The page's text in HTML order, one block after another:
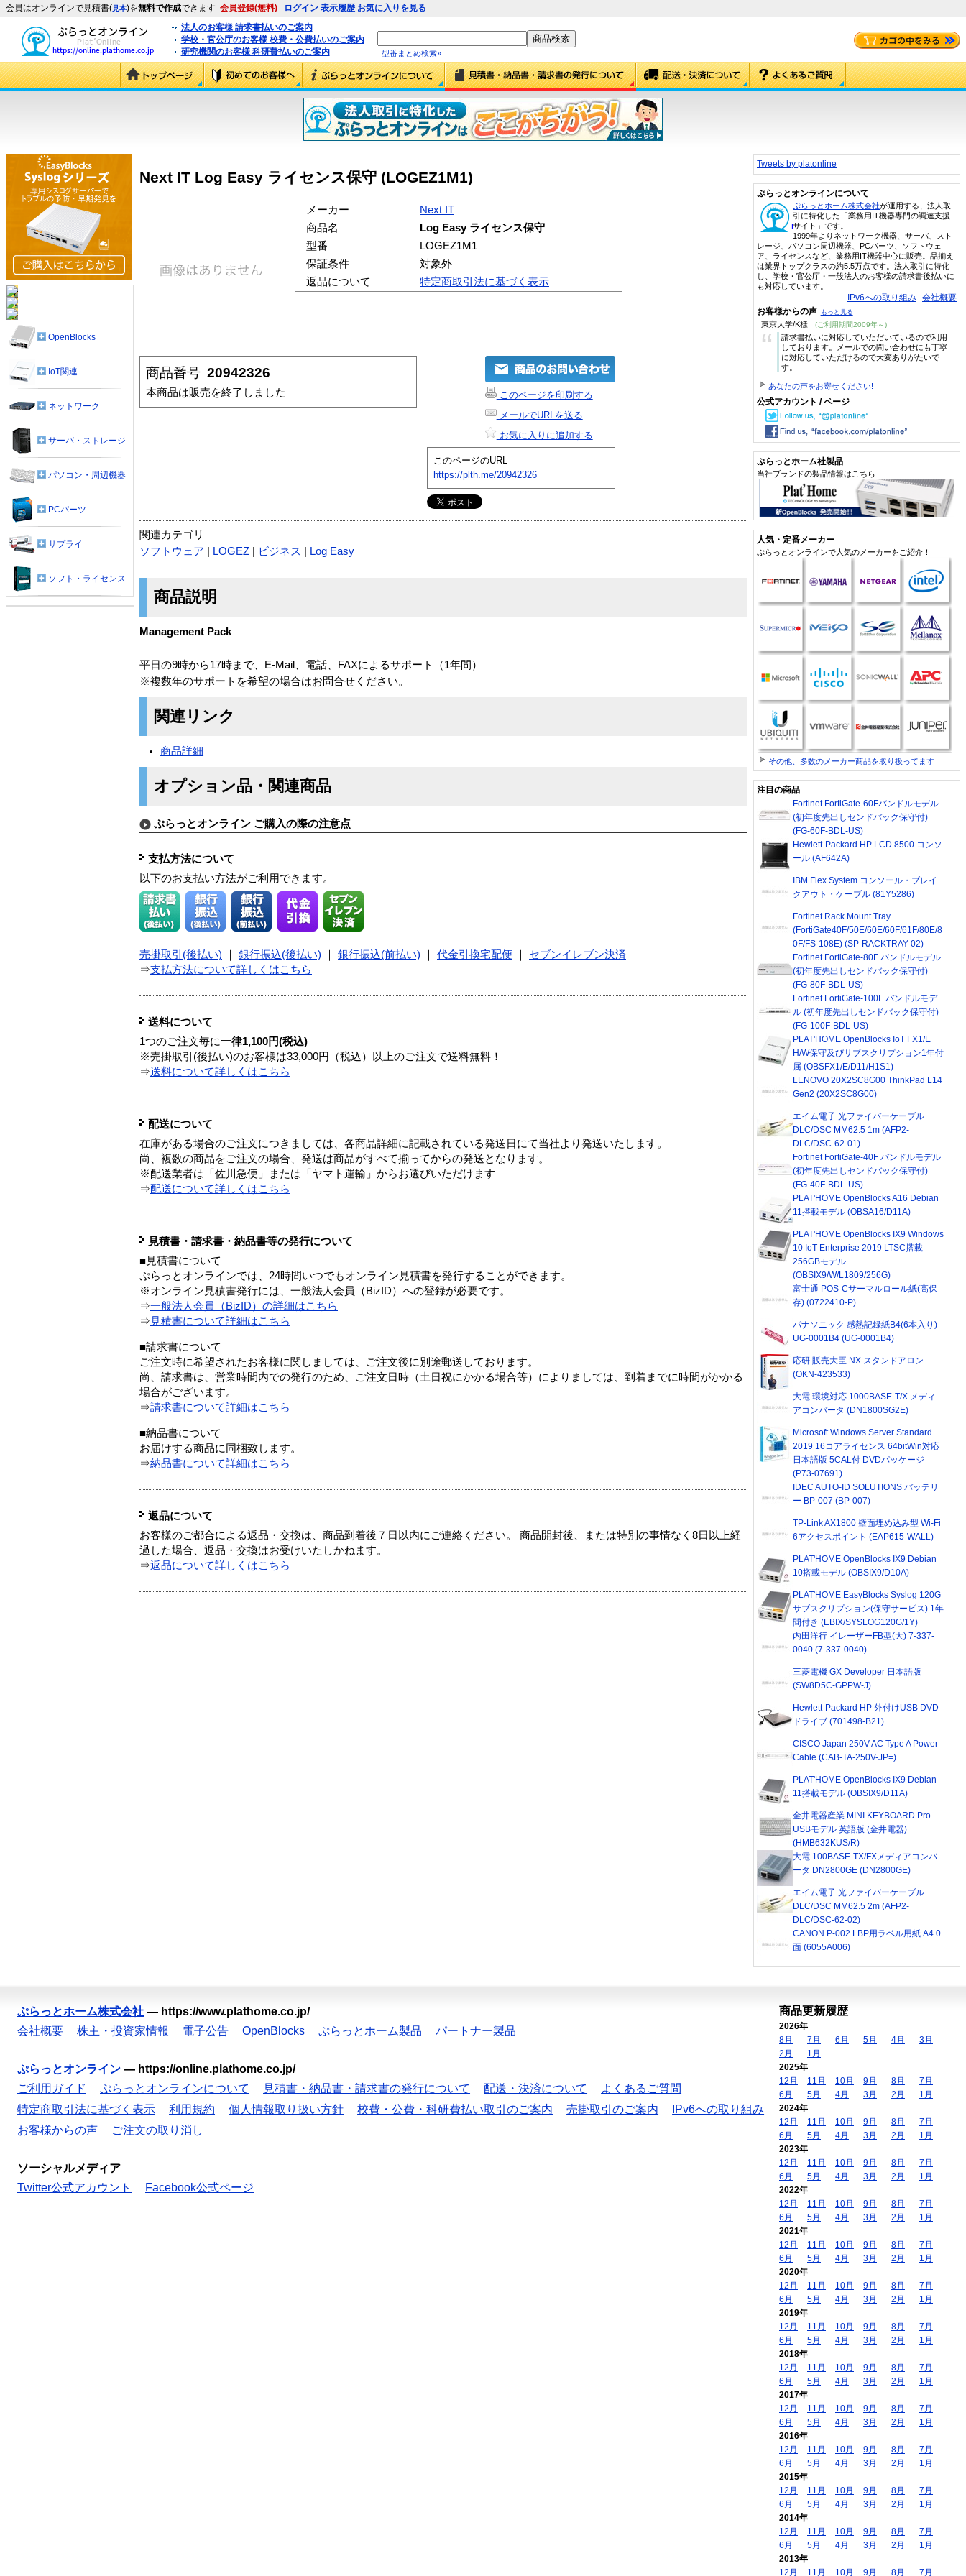
会員はオンラインで見積書(見本)を無料で作成できます 会員登録(無料) ログイン 表示履歴 お気に入りを見る
法人のお客様 請求書払いのご案内
学校・官公庁のお客様 校費・公費払いのご案内
研究機関のお客様 科研費払いのご案内
型番まとめ検索»
Next IT Log Easy ライセンス保守 (LOGEZ1M1)
メーカー
Next IT
商品名
Log Easy ライセンス保守
型番
LOGEZ1M1
保証条件
対象外
返品について
特定商取引法に基づく表示
商品番号 20942326
本商品は販売を終了しました
このページを印刷する
メールでURLを送る
お気に入りに追加する
このページのURL
https://plth.me/20942326
関連カテゴリ
ソフトウェア
LOGEZ ビジネス Log Easy
商品説明
Management Pack
平日の9時から17時まで、E-Mail、電話、FAXによるサポート（1年間）
※複数年のサポートを希望の場合はお問合せください。
関連リンク
商品詳細
オプション品・関連商品
ぷらっとオンライン ご購入の際の注意点
支払方法について
以下のお支払い方法がご利用できます。
売掛取引(後払い) 銀行振込(後払い) 銀行振込(前払い) 代金引換宅配便
セブンイレブン決済
⇒支払方法について詳しくはこちら
送料について
1つのご注文毎に一律1,100円(税込)
※売掛取引(後払い)のお客様は33,000円（税込）以上のご注文で送料無料！
⇒送料について詳しくはこちら
配送について
在庫がある場合のご注文につきましては、各商品詳細に記載されている発送日にて当社より発送いたします。
尚、複数の商品をご注文の場合、発送は商品がすべて揃ってからの発送となります。
※配送業者は「佐川急便」または「ヤマト運輸」からお選びいただけます
⇒配送について詳しくはこちら
見積書・請求書・納品書等の発行について
■見積書について
ぷらっとオンラインでは、24時間いつでもオンライン見積書を発行することができます。
※オンライン見積書発行には、一般法人会員（BizID）への登録が必要です。
⇒一般法人会員（BizID）の詳細はこちら
⇒ 見積書について詳細はこちら
■請求書について
ご注文時に希望されたお客様に関しましては、ご注文後に別途郵送しております。
尚、請求書は、営業時間内での発行のため、ご注文日時（土日祝にかかる場合等）によりましては、到着までに時間がかかる
場合がございます。
⇒請求書について詳細はこちら
■納品書について
お届けする商品に同梱致します。
⇒納品書について詳細はこちら
返品について
お客様のご都合による返品・交換は、商品到着後７日以内にご連絡ください。 商品開封後、または特別の事情なく8日以上経
過した場合、返品・交換はお受けいたしかねます。
⇒返品について詳しくはこちら
OpenBlocks
IoT関連
ネットワーク
サーバ・ストレージ
パソコン・周辺機器
PCパーツ
サプライ
ソフト・ライセンス
Tweets by platonline
ぷらっとオンラインについて
ぷらっとホーム株式会社が運用する、法人取
引に特化した「業務用IT機器専門の調達支援
サイト」です。
1999年よりネットワーク機器、サーバ、スト
レージ、パソコン周辺機器、PCパーツ、ソフトウェ
ア、ライセンスなど、業務用IT機器中心に販売。品揃え
は業界トップクラスの約5.5万点です。法人取引に特化
し、学校・官公庁・一般法人のお客様の請求書後払いに
も対応しています。
IPv6への取り組み 会社概要
お客様からの声 もっと見る
東京大学/K様 (ご利用期間2009年～)
“
請求書払いに対応していただいているので利用
しております。メールでの問い合わせにも丁寧
に対応していただけるので大変ありがたいで
す。
あなたの声をお寄せください!
公式アカウント / ページ
ぷらっとホーム社製品
当社ブランドの製品情報はこちら
人気・定番メーカー
ぷらっとオンラインで人気のメーカーをご紹介！
その他、多数のメーカー商品を取り扱ってます
注目の商品
Fortinet FortiGate-60Fバンドルモデル
(初年度先出しセンドバック保守付)
(FG-60F-BDL-US)
Hewlett-Packard HP LCD 8500 コンソ
ール (AF642A)
IBM Flex System コンソール・ブレイ
クアウト・ケーブル (81Y5286)
Fortinet Rack Mount Tray
(FortiGate40F/50E/60E/60F/61F/80E/8
0F/FS-108E) (SP-RACKTRAY-02)
Fortinet FortiGate-80F バンドルモデル
(初年度先出しセンドバック保守付)
(FG-80F-BDL-US)
Fortinet FortiGate-100F バンドルモデ
ル (初年度先出しセンドバック保守付)
(FG-100F-BDL-US)
PLAT'HOME OpenBlocks IoT FX1/E
H/W保守及びサブスクリプション1年付
属 (OBSFX1/E/D11/H1S1)
LENOVO 20X2SC8G00 ThinkPad L14
Gen2 (20X2SC8G00)
エイム電子 光ファイバーケーブル
DLC/DSC MM62.5 1m (AFP2-
DLC/DSC-62-01)
Fortinet FortiGate-40F バンドルモデル
(初年度先出しセンドバック保守付)
(FG-40F-BDL-US)
PLAT'HOME OpenBlocks A16 Debian
11搭載モデル (OBSA16/D11A)
PLAT'HOME OpenBlocks IX9 Windows
10 IoT Enterprise 2019 LTSC搭載
256GBモデル
(OBSIX9/W/L1809/256G)
富士通 POS-Cサーマルロール紙(高保
存) (0722410-P)
パナソニック 感熱記録紙B4(6本入り)
UG-0001B4 (UG-0001B4)
応研 販売大臣 NX スタンドアロン
(OKN-423533)
大電 環境対応 1000BASE-T/X メディ
アコンバータ (DN1800SG2E)
Microsoft Windows Server Standard
2019 16コアライセンス 64bitWin対応
日本語版 5CAL付 DVDパッケージ
(P73-07691)
IDEC AUTO-ID SOLUTIONS バッテリ
ー BP-007 (BP-007)
TP-Link AX1800 壁面埋め込み型 Wi-Fi
6アクセスポイント (EAP615-WALL)
PLAT'HOME OpenBlocks IX9 Debian
10搭載モデル (OBSIX9/D10A)
PLAT'HOME EasyBlocks Syslog 120G
サブスクリプション(保守サービス) 1年
間付き (EBIX/SYSLOG120G/1Y)
内田洋行 イレーザーFB型(大) 7-337-
0040 (7-337-0040)
三菱電機 GX Developer 日本語版
(SW8D5C-GPPW-J)
Hewlett-Packard HP 外付けUSB DVD
ドライブ (701498-B21)
CISCO Japan 250V AC Type A Power
Cable (CAB-TA-250V-JP=)
PLAT'HOME OpenBlocks IX9 Debian
11搭載モデル (OBSIX9/D11A)
金井電器産業 MINI KEYBOARD Pro
USBモデル 英語版 (金井電器)
(HMB632KUS/R)
大電 100BASE-TX/FXメディアコンバ
ータ DN2800GE (DN2800GE)
エイム電子 光ファイバーケーブル
DLC/DSC MM62.5 2m (AFP2-
DLC/DSC-62-02)
CANON P-002 LBP用ラベル用紙 A4 0
面 (6055A006)
ぷらっとホーム株式会社 — https://www.plathome.co.jp/
会社概要
株主・投資家情報 電子公告 OpenBlocks ぷらっとホーム製品 パートナー製品
ぷらっとオンライン — https://online.plathome.co.jp/
ご利用ガイド
ぷらっとオンラインについて 見積書・納品書・請求書の発行について 配送・決済について
よくあるご質問
特定商取引法に基づく表示
利用規約 個人情報取り扱い方針 校費・公費・科研費払い取引のご案内 売掛取引のご案内
IPv6への取り組み
お客様からの声
ご注文の取り消し
ソーシャルメディア
Twitter公式アカウント
Facebook公式ページ
商品更新履歴
2026年
8月
7月 6月 5月 4月
3月
2月
1月
2025年
12月
11月 10月 9月 8月
7月
6月
5月 4月 3月 2月
1月
2024年
12月
11月 10月 9月 8月
7月
6月
5月 4月 3月 2月
1月
2023年
12月
11月 10月 9月 8月
7月
6月
5月 4月 3月 2月
1月
2022年
12月
11月 10月 9月 8月
7月
6月
5月 4月 3月 2月
1月
2021年
12月
11月 10月 9月 8月
7月
6月
5月 4月 3月 2月
1月
2020年
12月
11月 10月 9月 8月
7月
6月
5月 4月 3月 2月
1月
2019年
12月
11月 10月 9月 8月
7月
6月
5月 4月 3月 2月
1月
2018年
12月
11月 10月 9月 8月
7月
6月
5月 4月 3月 2月
1月
2017年
12月
11月 10月 9月 8月
7月
6月
5月 4月 3月 2月
1月
2016年
12月
11月 10月 9月 8月
7月
6月
5月 4月 3月 2月
1月
2015年
12月
11月 10月 9月 8月
7月
6月
5月 4月 3月 2月
1月
2014年
12月
11月 10月 9月 8月
7月
6月
5月 4月 3月 2月
1月
2013年
12月
11月 10月 9月 8月 7月